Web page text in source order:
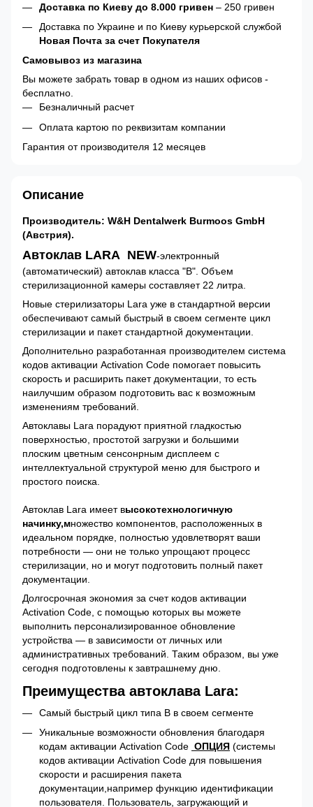
Доставка по Киеву до 8.000 гривен – 250 гривен
Доставка по Украине и по Киеву курьерской службой
Новая Почта за счет Покупателя
Самовывоз из магазина
Вы можете забрать товар в одном из наших офисов -
бесплатно.
Безналичный расчет
Оплата картою по реквизитам компании
Гарантия от производителя 12 месяцев
Описание
Производитель: W&H Dentalwerk Burmoos GmbH
(Австрия).
Автоклав LARA NEW-электронный
(автоматический) автоклав класса "В". Объем
стерилизационной камеры составляет 22 литра.
Новые стерилизаторы Lara уже в стандартной версии
обеспечивают самый быстрый в своем сегменте цикл
стерилизации и пакет стандартной документации.
Дополнительно разработанная производителем система
кодов активации Activation Code помогает повысить
скорость и расширить пакет документации, то есть
наилучшим образом подготовить вас к возможным
изменениям требований.
Автоклавы Lara порадуют приятной гладкостью
поверхностью, простотой загрузки и большими
плоским цветным сенсонрным дисплеем с
интеллектуальной структурой меню для быстрого и
простого поиска.
Автоклав Lara имеет высокотехнологичную
начинку,множество компонентов, расположенных в
идеальном порядке, полностью удовлетворят ваши
потребности — они не только упрощают процесс
стерилизации, но и могут подготовить полный пакет
документации.
Долгосрочная экономия за счет кодов активации
Activation Code, с помощью которых вы можете
выполнить персонализированное обновление
устройства — в зависимости от личных или
административных требований. Таким образом, вы уже
сегодня подготовлены к завтрашнему дню.
Преимущества автоклава Lara:
Самый быстрый цикл типа B в своем сегменте
Уникальные возможности обновления благодаря
кодам активации Activation Code ОПЦИЯ (системы
кодов активации Activation Code для повышения
скорости и расширения пакета
документации,например функцию идентификации
пользователя. Пользователь, загружающий и